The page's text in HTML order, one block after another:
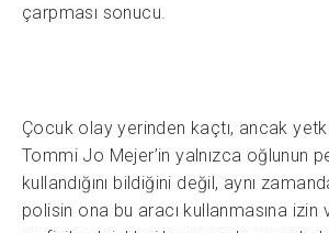
çarpması sonucu.
Çocuk olay yerinden kaçtı, ancak
Tommi Jo Mejer’in yalnızca oğlunun
kullandığını bildiğini değil, aynı
polisin ona bu aracı kullanmasına izin